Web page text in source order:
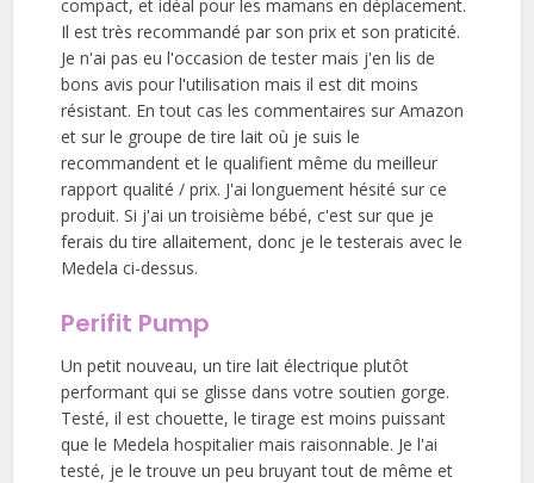
compact, et idéal pour les mamans en déplacement.
Il est très recommandé par son prix et son praticité.
Je n'ai pas eu l'occasion de tester mais j'en lis de
bons avis pour l'utilisation mais il est dit moins
résistant. En tout cas les commentaires sur Amazon
et sur le groupe de tire lait où je suis le
recommandent et le qualifient même du meilleur
rapport qualité / prix. J'ai longuement hésité sur ce
produit. Si j'ai un troisième bébé, c'est sur que je
ferais du tire allaitement, donc je le testerais avec le
Medela ci-dessus.
Perifit Pump
Un petit nouveau, un tire lait électrique plutôt
performant qui se glisse dans votre soutien gorge.
Testé, il est chouette, le tirage est moins puissant
que le Medela hospitalier mais raisonnable. Je l'ai
testé, je le trouve un peu bruyant tout de même et